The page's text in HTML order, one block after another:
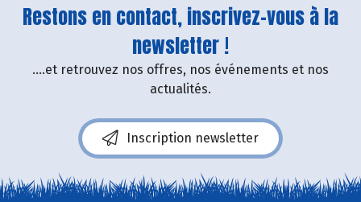
Restons en contact, inscrivez-vous à la
newsletter !
....et retrouvez nos offres, nos événements et nos
actualités.
Inscription newsletter